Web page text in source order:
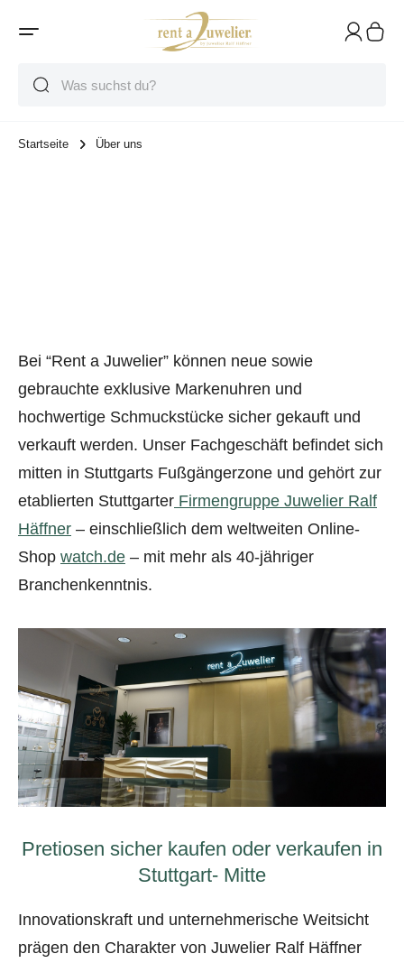
Startseite Über uns
Bei “Rent a Juwelier” können neue sowie
gebrauchte exklusive Markenuhren und
hochwertige Schmuckstücke sicher gekauft und
verkauft werden. Unser Fachgeschäft befindet sich
mitten in Stuttgarts Fußgängerzone und gehört zur
etablierten Stuttgarter Firmengruppe Juwelier Ralf
Häffner – einschließlich dem weltweiten Online-
Shop watch.de – mit mehr als 40-jähriger
Branchenkenntnis.
Pretiosen sicher kaufen oder verkaufen in
Stuttgart- Mitte
Innovationskraft und unternehmerische Weitsicht
prägen den Charakter von Juwelier Ralf Häffner